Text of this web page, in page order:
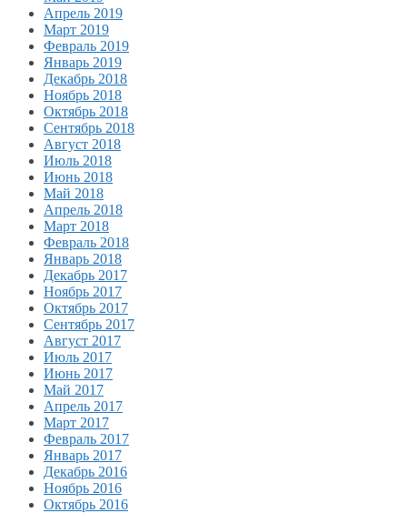
Апрель 2019
Март 2019
Февраль 2019
Январь 2019
Декабрь 2018
Ноябрь 2018
Октябрь 2018
Сентябрь 2018
Август 2018
Июль 2018
Июнь 2018
Май 2018
Апрель 2018
Март 2018
Февраль 2018
Январь 2018
Декабрь 2017
Ноябрь 2017
Октябрь 2017
Сентябрь 2017
Август 2017
Июль 2017
Июнь 2017
Май 2017
Апрель 2017
Март 2017
Февраль 2017
Январь 2017
Декабрь 2016
Ноябрь 2016
Октябрь 2016